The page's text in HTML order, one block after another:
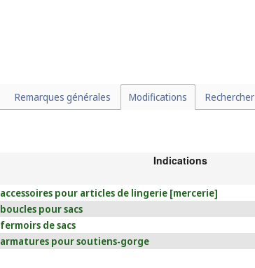
Remarques générales Modifications Rechercher
Indications
accessoires pour articles de lingerie [mercerie]
boucles pour sacs
fermoirs de sacs
armatures pour soutiens-gorge